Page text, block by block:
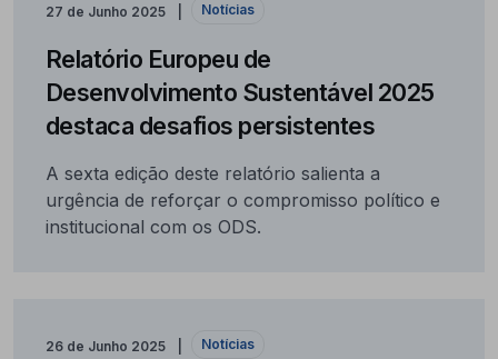
27 de Junho 2025 Notícias
Relatório Europeu de
Desenvolvimento Sustentável 2025
destaca desafios persistentes
A sexta edição deste relatório salienta a
urgência de reforçar o compromisso político e
institucional com os ODS.
26 de Junho 2025 Notícias